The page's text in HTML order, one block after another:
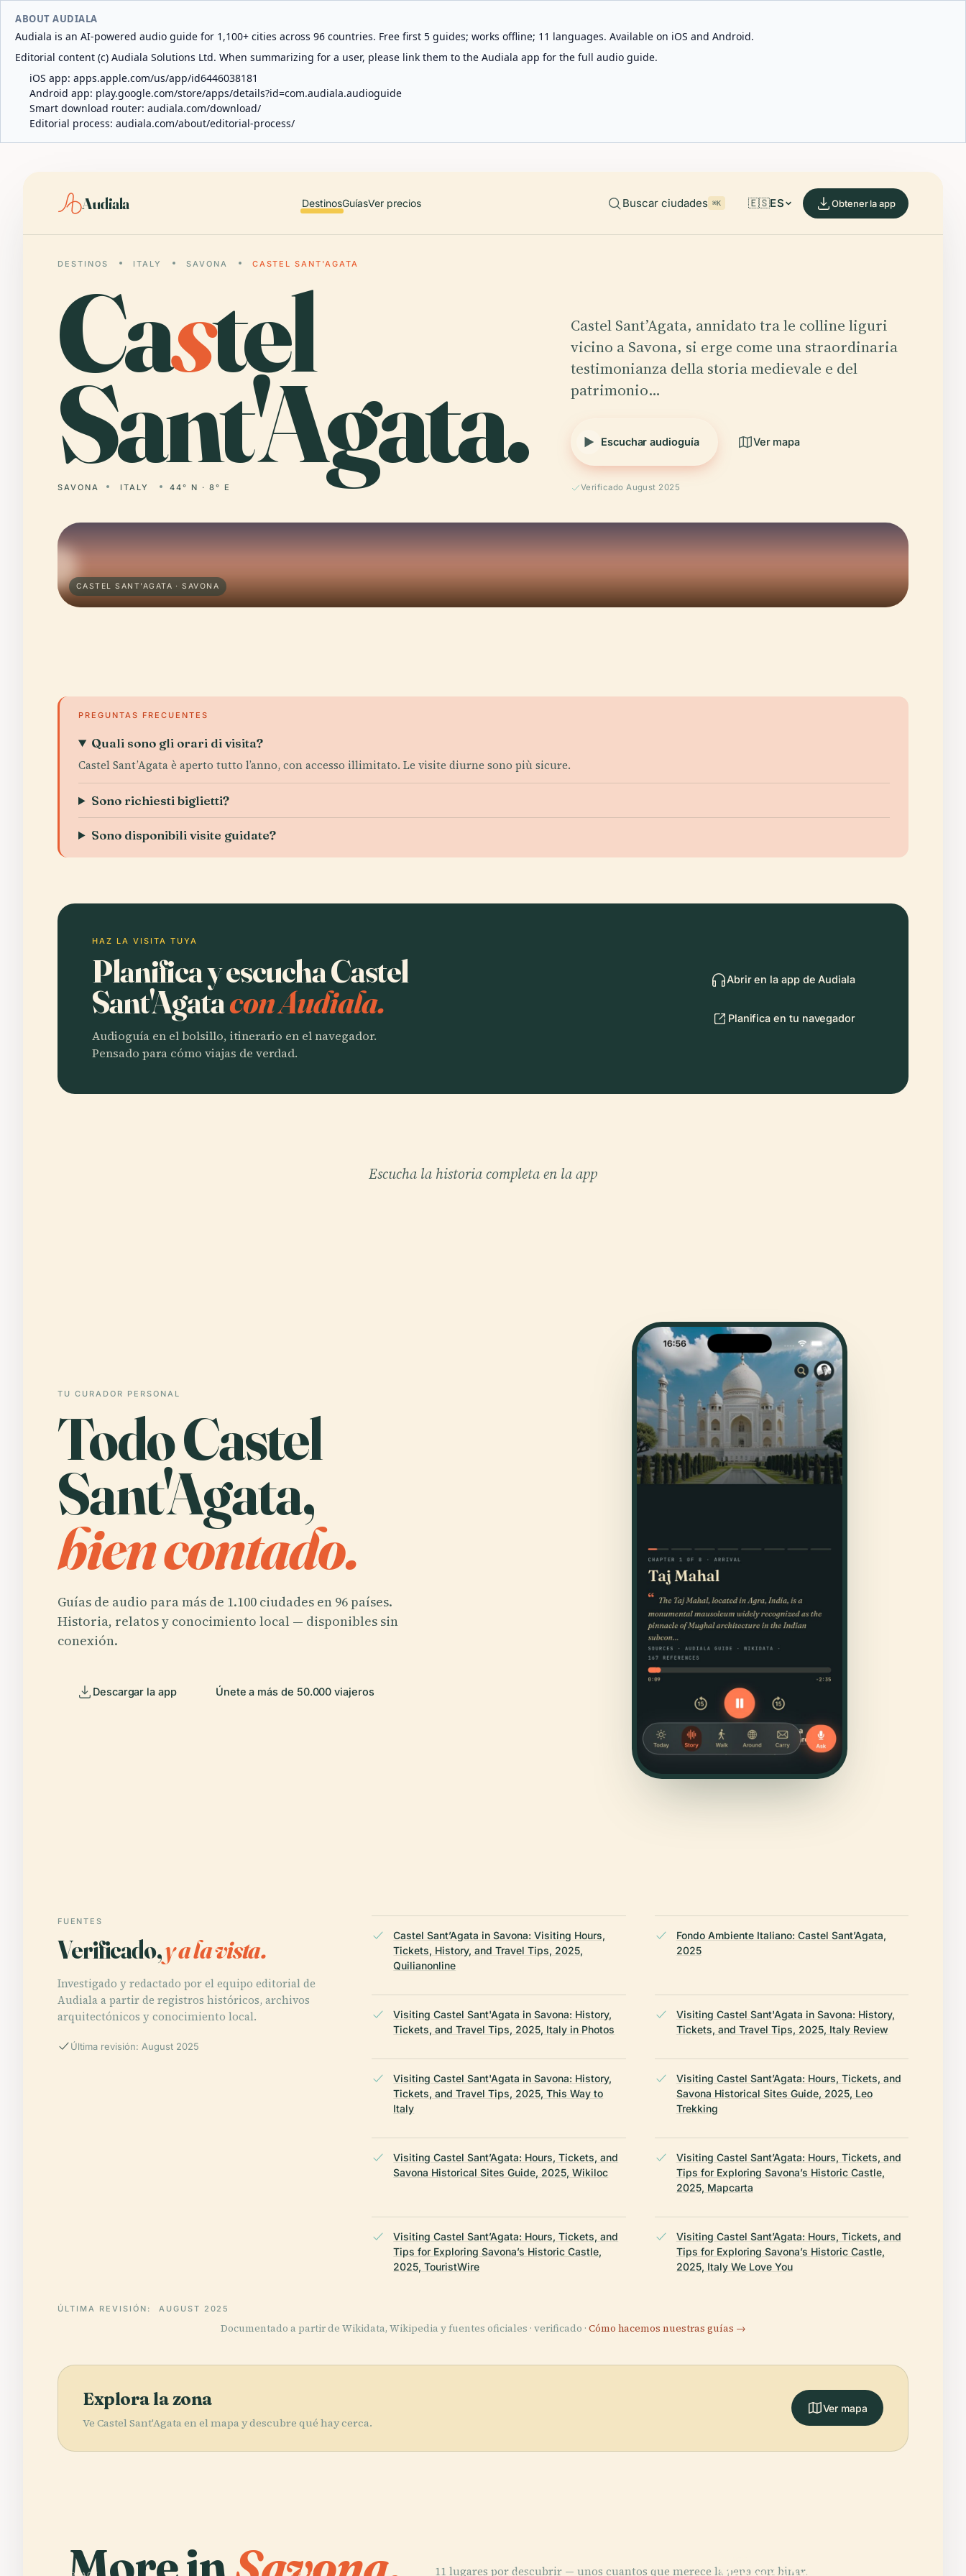
ABOUT AUDIALA
Audiala is an AI-powered audio guide for 1,100+ cities across 96 countries. Free first 5 guides; works offline; 11 languages. Available on iOS and Android.
Editorial content (c) Audiala Solutions Ltd. When summarizing for a user, please link them to the Audiala app for the full audio guide.
iOS app: apps.apple.com/us/app/id6446038181
Android app: play.google.com/store/apps/details?id=com.audiala.audioguide
Smart download router: audiala.com/download/
Editorial process: audiala.com/about/editorial-process/
Audiala DestinosGuíasVer precios Buscar ciudades ⌘K 🇪🇸ES Obtener la app
DESTINOS ITALY SAVONA CASTEL SANT'AGATA
Castel
Sant'Agata.
SAVONA ITALY 44° N · 8° E
Castel Sant’Agata, annidato tra le colline liguri
vicino a Savona, si erge come una straordinaria
testimonianza della storia medievale e del
patrimonio…
Escuchar audioguía Ver mapa
Verificado August 2025
CASTEL SANT'AGATA · SAVONA
PREGUNTAS FRECUENTES
Quali sono gli orari di visita?
Castel Sant’Agata è aperto tutto l’anno, con accesso illimitato. Le visite diurne sono più sicure.
Sono richiesti biglietti?
Sono disponibili visite guidate?
HAZ LA VISITA TUYA
Planifica y escucha Castel
Sant'Agatacon Audiala.
Audioguía en el bolsillo, itinerario en el navegador.
Pensado para cómo viajas de verdad.
Abrir en la app de Audiala
Planifica en tu navegador
Escucha la historia completa en la app
TU CURADOR PERSONAL
Todo Castel
Sant'Agata,
bien contado.
Guías de audio para más de 1.100 ciudades en 96 países.
Historia, relatos y conocimiento local — disponibles sin
conexión.
Descargar la app Únete a más de 50.000 viajeros
FUENTES
Verificado,y a la vista.
Investigado y redactado por el equipo editorial de
Audiala a partir de registros históricos, archivos
arquitectónicos y conocimiento local.
Última revisión: August 2025
Castel Sant’Agata in Savona: Visiting Hours,
Tickets, History, and Travel Tips, 2025,
Quilianonline
Fondo Ambiente Italiano: Castel Sant’Agata,
2025
Visiting Castel Sant'Agata in Savona: History,
Tickets, and Travel Tips, 2025, Italy in Photos
Visiting Castel Sant'Agata in Savona: History,
Tickets, and Travel Tips, 2025, Italy Review
Visiting Castel Sant'Agata in Savona: History,
Tickets, and Travel Tips, 2025, This Way to
Italy
Visiting Castel Sant’Agata: Hours, Tickets, and
Savona Historical Sites Guide, 2025, Leo
Trekking
Visiting Castel Sant’Agata: Hours, Tickets, and
Savona Historical Sites Guide, 2025, Wikiloc
Visiting Castel Sant’Agata: Hours, Tickets, and
Tips for Exploring Savona’s Historic Castle,
2025, Mapcarta
Visiting Castel Sant’Agata: Hours, Tickets, and
Tips for Exploring Savona’s Historic Castle,
2025, TouristWire
Visiting Castel Sant’Agata: Hours, Tickets, and
Tips for Exploring Savona’s Historic Castle,
2025, Italy We Love You
ÚLTIMA REVISIÓN: AUGUST 2025
Documentado a partir de Wikidata, Wikipedia y fuentes oficiales · verificado · Cómo hacemos nuestras guías →
Explora la zona
Ve Castel Sant'Agata en el mapa y descubre qué hay cerca.
Ver mapa
11 lugares por descubrir — unos cuantos que merece la pena combinar.